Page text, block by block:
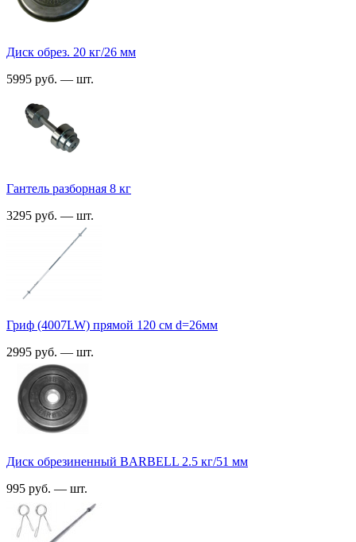
Диск обрез. 20 кг/26 мм
5995 руб. — шт.
Гантель разборная 8 кг
3295 руб. — шт.
Гриф (4007LW) прямой 120 см d=26мм
2995 руб. — шт.
Диск обрезиненный BARBELL 2.5 кг/51 мм
995 руб. — шт.